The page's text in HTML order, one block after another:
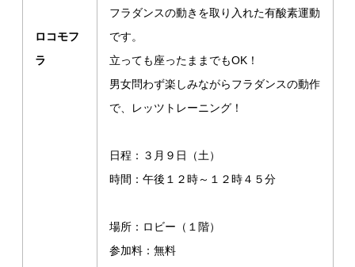
ロコモフ
ラ
フラダンスの動きを取り入れた有酸素運動
です。
立っても座ったままでもOK！
男女問わず楽しみながらフラダンスの動作
で、レッツトレーニング！
日程：３月９日（土）
時間：午後１２時～１２時４５分
場所：ロビー（１階）
参加料：無料